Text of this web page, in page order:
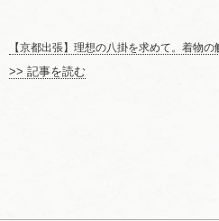
【京都出張】理想の八掛を求めて。着物
>> 記事を読む